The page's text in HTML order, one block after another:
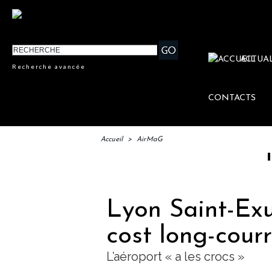
Recherche avancée
CONTACTS
Accueil > AirMaG
IFTM
Lyon Saint-
cost long-
L’aéroport « a les crocs »